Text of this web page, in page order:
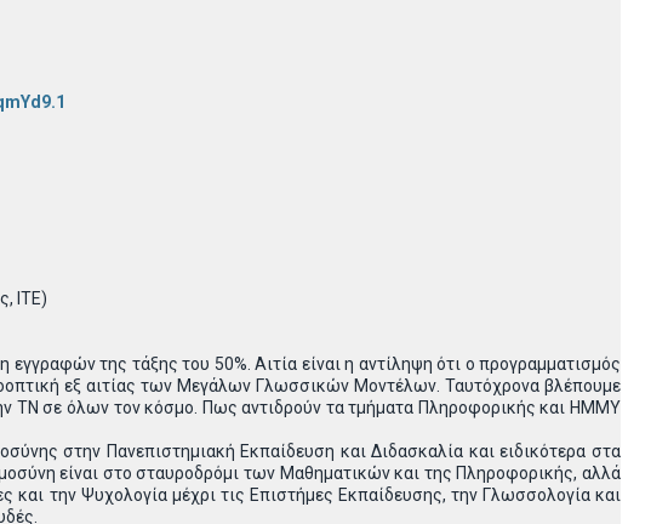
ΙΤΕ)
της τάξης του 50%. Αιτία είναι η αντίληψη ότι ο προγραμματισμός
εξ αιτίας των Μεγάλων Γλωσσικών Μοντέλων. Ταυτόχρονα βλέπουμε
ΤΝ σε όλων τον κόσμο. Πως αντιδρούν τα τμήματα Πληροφορικής και ΗΜΜΥ
στην Πανεπιστημιακή Εκπαίδευση και Διδασκαλία και ειδικότερα στα
είναι στο σταυροδρόμι των Μαθηματικών και της Πληροφορικής, αλλά
και την Ψυχολογία μέχρι τις Επιστήμες Εκπαίδευσης, την Γλωσσολογία και